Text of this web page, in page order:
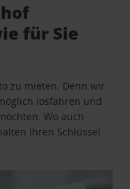
für Sie
zu mieten. Denn wir
losfahren und
Wo auch
Ihren Schlüssel